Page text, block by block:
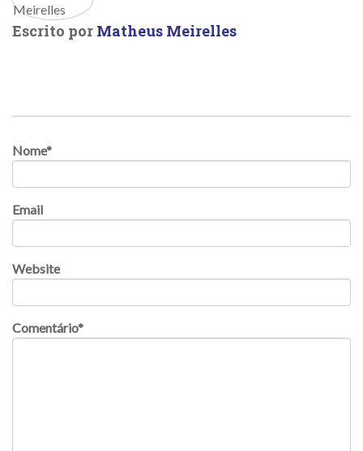
Escrito por Matheus Meirelles
Nome*
Email
Website
Comentário*